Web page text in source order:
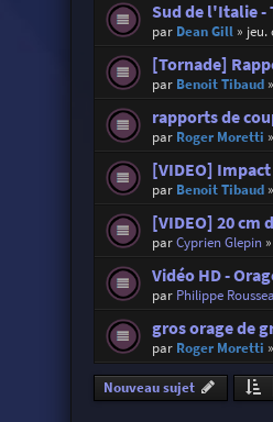
Sud de l'Italie -
par Dean Gill» jeu.
[Tornade]
par Benoit Tibaud»
rapports de
par Roger Moretti »
[VIDEO]
par Benoit Tibaud»
[VIDEO] 20 cm
parCyprien Glepin»
Vidéo HD -
par Philippe
gros orage de
par Roger Moretti »
Nouveau sujet